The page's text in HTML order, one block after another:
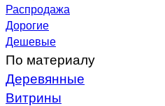
Распродажа
Дорогие
Дешевые
По материалу
Деревянные
Витрины